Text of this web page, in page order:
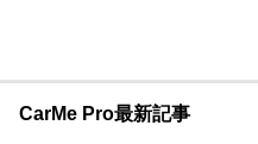
CarMe Pro最新記事